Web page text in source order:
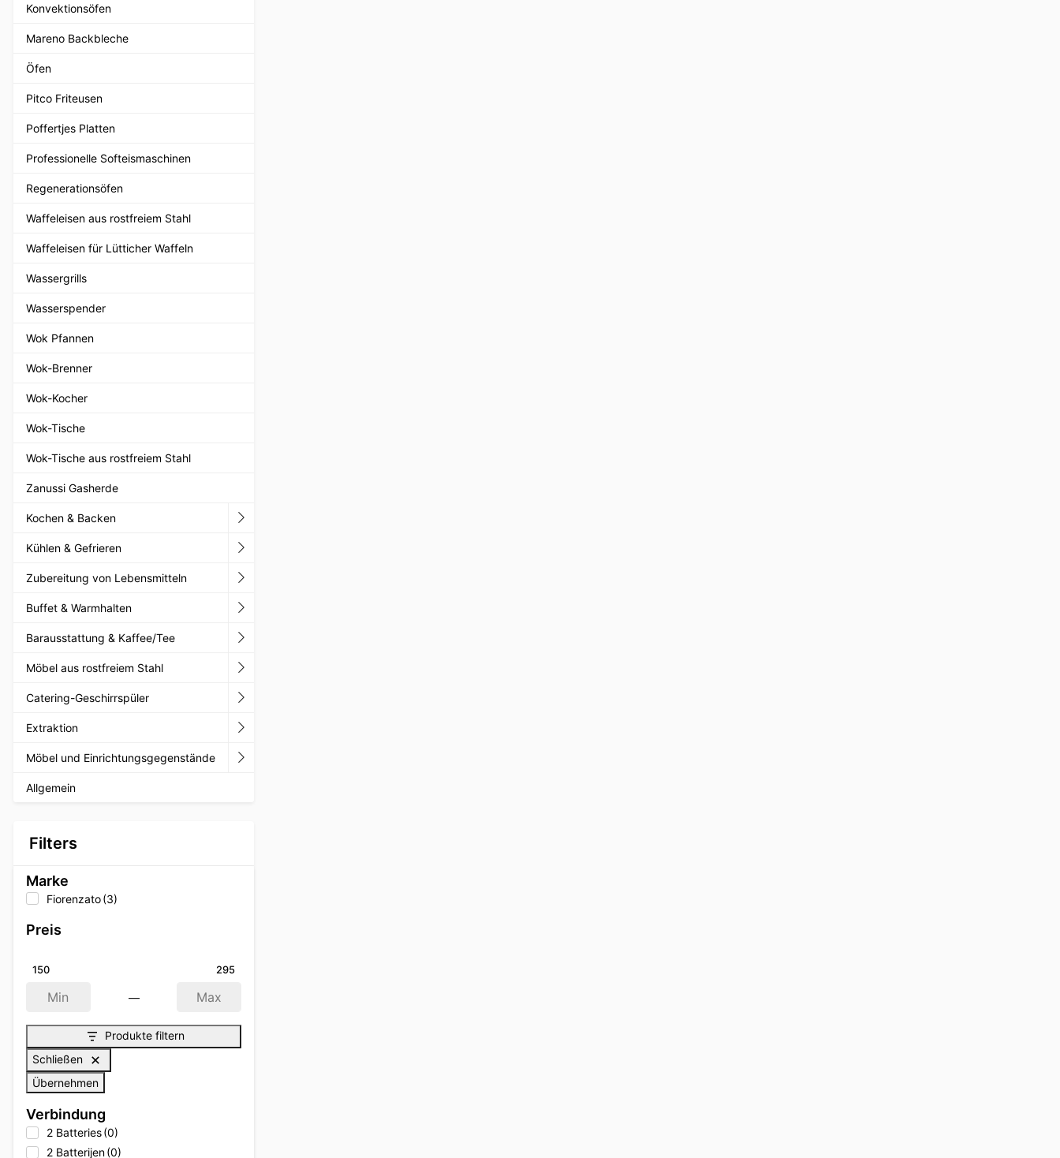
Konvektionsöfen
Mareno Backbleche
Öfen
Pitco Friteusen
Poffertjes Platten
Professionelle Softeismaschinen
Regenerationsöfen
Waffeleisen aus rostfreiem Stahl
Waffeleisen für Lütticher Waffeln
Wassergrills
Wasserspender
Wok Pfannen
Wok-Brenner
Wok-Kocher
Wok-Tische
Wok-Tische aus rostfreiem Stahl
Zanussi Gasherde
Kochen & Backen
Kühlen & Gefrieren
Zubereitung von Lebensmitteln
Buffet & Warmhalten
Barausstattung & Kaffee/Tee
Möbel aus rostfreiem Stahl
Catering-Geschirrspüler
Extraktion
Möbel und Einrichtungsgegenstände
Allgemein
Filters
Marke
Fiorenzato(3)
Preis
—
150 295
Produkte filtern
Schließen
Übernehmen
Verbindung
2 Batteries(0)
2 Batterijen(0)